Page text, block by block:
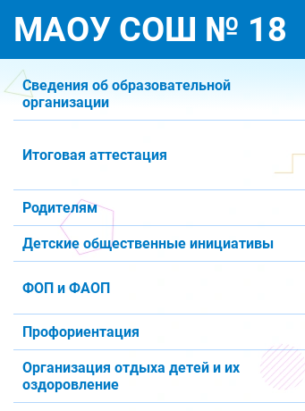
МАОУ СОШ № 18
Сведения об образовательной
организации
Итоговая аттестация
Родителям
Детские общественные инициативы
ФОП и ФАОП
Профориентация
Организация отдыха детей и их
оздоровление